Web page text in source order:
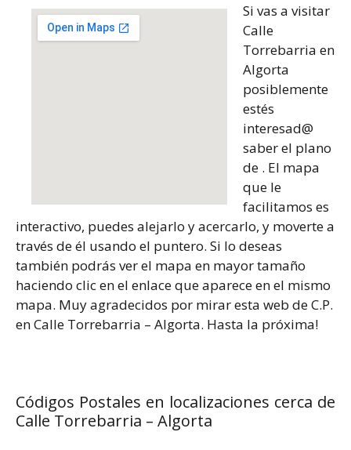
Si vas a visitar
Calle
Torrebarria en
Algorta
posiblemente
estés
interesad@
saber el plano
de . El mapa
que le
facilitamos es
interactivo, puedes alejarlo y acercarlo, y moverte a
través de él usando el puntero. Si lo deseas
también podrás ver el mapa en mayor tamaño
haciendo clic en el enlace que aparece en el mismo
mapa. Muy agradecidos por mirar esta web de C.P.
en Calle Torrebarria – Algorta. Hasta la próxima!
Códigos Postales en localizaciones cerca de
Calle Torrebarria – Algorta